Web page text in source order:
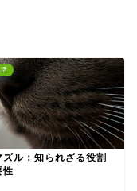
ズル：知られざる役割
性